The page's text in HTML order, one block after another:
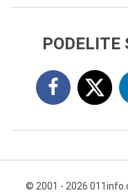
© 2001 - 2026